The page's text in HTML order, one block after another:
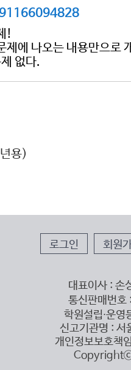
!
에 나오는 내용만으로
없다.
용)
로그인 회원
대표이사 :
통신판매번
학원설립∙운
신고기관명 : 서
개인정보보호책